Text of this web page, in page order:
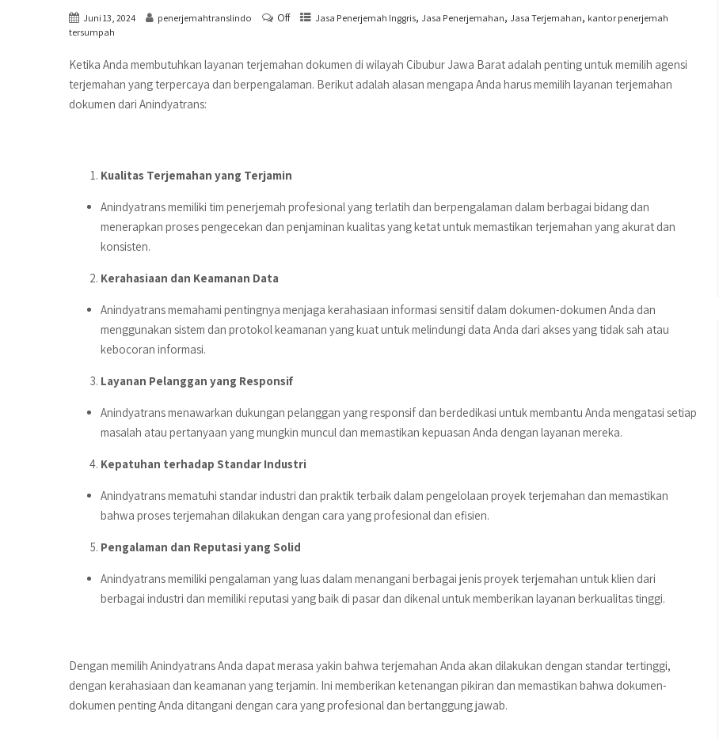
Juni 13, 2024 penerjemahtranslindo Off Jasa Penerjemah Inggris, Jasa Penerjemahan, Jasa Terjemahan, kantor penerjemah
tersumpah
Ketika Anda membutuhkan layanan terjemahan dokumen di wilayah Cibubur Jawa Barat adalah penting untuk memilih agensi
terjemahan yang terpercaya dan berpengalaman. Berikut adalah alasan mengapa Anda harus memilih layanan terjemahan
dokumen dari Anindyatrans:
Kualitas Terjemahan yang Terjamin
Anindyatrans memiliki tim penerjemah profesional yang terlatih dan berpengalaman dalam berbagai bidang dan
menerapkan proses pengecekan dan penjaminan kualitas yang ketat untuk memastikan terjemahan yang akurat dan
konsisten.
Kerahasiaan dan Keamanan Data
Anindyatrans memahami pentingnya menjaga kerahasiaan informasi sensitif dalam dokumen-dokumen Anda dan
menggunakan sistem dan protokol keamanan yang kuat untuk melindungi data Anda dari akses yang tidak sah atau
kebocoran informasi.
Layanan Pelanggan yang Responsif
Anindyatrans menawarkan dukungan pelanggan yang responsif dan berdedikasi untuk membantu Anda mengatasi setiap
masalah atau pertanyaan yang mungkin muncul dan memastikan kepuasan Anda dengan layanan mereka.
Kepatuhan terhadap Standar Industri
Anindyatrans mematuhi standar industri dan praktik terbaik dalam pengelolaan proyek terjemahan dan memastikan
bahwa proses terjemahan dilakukan dengan cara yang profesional dan efisien.
Pengalaman dan Reputasi yang Solid
Anindyatrans memiliki pengalaman yang luas dalam menangani berbagai jenis proyek terjemahan untuk klien dari
berbagai industri dan memiliki reputasi yang baik di pasar dan dikenal untuk memberikan layanan berkualitas tinggi.
Dengan memilih Anindyatrans Anda dapat merasa yakin bahwa terjemahan Anda akan dilakukan dengan standar tertinggi,
dengan kerahasiaan dan keamanan yang terjamin. Ini memberikan ketenangan pikiran dan memastikan bahwa dokumen-
dokumen penting Anda ditangani dengan cara yang profesional dan bertanggung jawab.